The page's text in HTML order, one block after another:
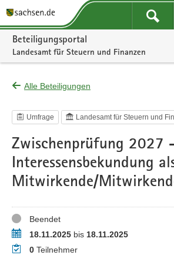
Portalnavigation
Beteiligungsportal
Landesamt für Steuern und Finanzen
Alle Beteiligungen
Umfrage Landesamt für Steuern und
Zwischenprüfung 2027
Interessensbekundung
Mitwirkende/
StatusBeendet
Zeitraum18.11.2025 bis 18.11.2025
Teilnehmer
0 Teilnehmer